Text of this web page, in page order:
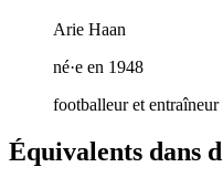
Arie Haan
né·e en 1948
footballeur et entraîneur
Équivalents dans